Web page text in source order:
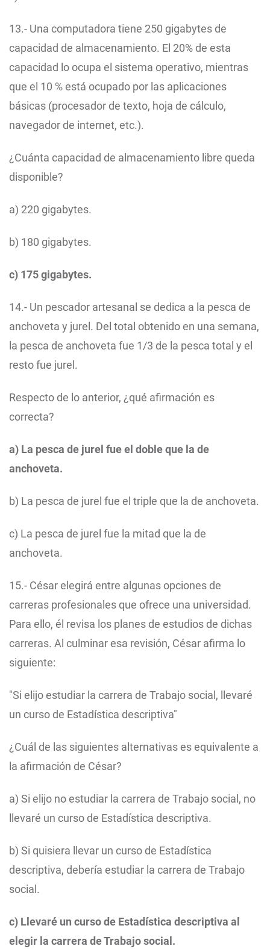
13.- Una computadora tiene 250 gigabytes de
capacidad de almacenamiento. El 20% de esta
capacidad lo ocupa el sistema operativo, mientras
que el 10 % está ocupado por las aplicaciones
básicas (procesador de texto, hoja de cálculo,
navegador de internet, etc.).
¿Cuánta capacidad de almacenamiento libre queda
disponible?
a) 220 gigabytes.
b) 180 gigabytes.
c) 175 gigabytes.
14.- Un pescador artesanal se dedica a la pesca de
anchoveta y jurel. Del total obtenido en una semana,
la pesca de anchoveta fue 1/3 de la pesca total y el
resto fue jurel.
Respecto de lo anterior, ¿qué afirmación es
correcta?
a) La pesca de jurel fue el doble que la de
anchoveta.
b) La pesca de jurel fue el triple que la de anchoveta.
c) La pesca de jurel fue la mitad que la de
anchoveta.
15.- César elegirá entre algunas opciones de
carreras profesionales que ofrece una universidad.
Para ello, él revisa los planes de estudios de dichas
carreras. Al culminar esa revisión, César afirma lo
siguiente:
"Si elijo estudiar la carrera de Trabajo social, llevaré
un curso de Estadística descriptiva"
¿Cuál de las siguientes alternativas es equivalente a
la afirmación de César?
a) Si elijo no estudiar la carrera de Trabajo social, no
llevaré un curso de Estadística descriptiva.
b) Si quisiera llevar un curso de Estadística
descriptiva, debería estudiar la carrera de Trabajo
social.
c) Llevaré un curso de Estadística descriptiva al
elegir la carrera de Trabajo social.